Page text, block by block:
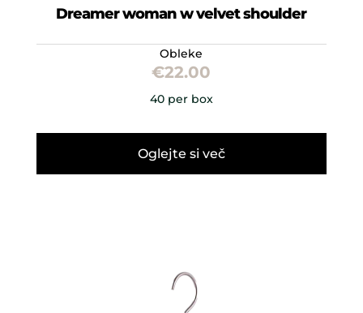
Dreamer woman w velvet shoulder
Obleke
€22.00
40 per box
Oglejte si več